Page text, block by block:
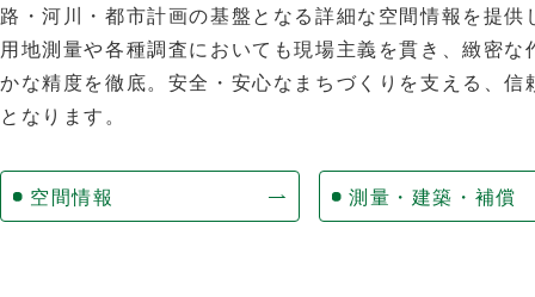
路・河川・都市計画の基盤となる詳細な空間情報を提供
用地測量や各種調査においても現場主義を貫き、緻密な
かな精度を徹底。安全・安心なまちづくりを支える、信
となります。
空間情報 測量・建築・補償